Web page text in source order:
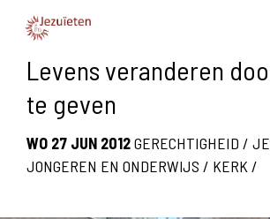
Levens veranderen
te geven
WO 27 JUN 2012GERECHTIGHEID /
JONGEREN EN ONDERWIJS / KERK /